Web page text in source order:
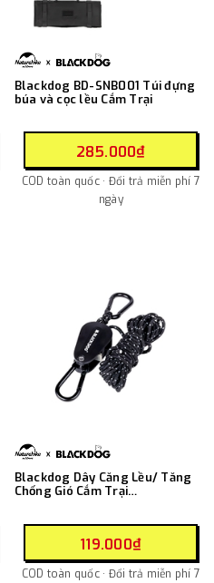
Blackdog BD-SNB001 Túi đựng
búa và cọc lều Cắm Trại
285.000₫
COD toàn quốc · Đổi trả miễn phí 7
ngày
Blackdog Dây Căng Lều/ Tăng
Chống Gió Cắm Trại
119.000₫
COD toàn quốc · Đổi trả miễn phí 7